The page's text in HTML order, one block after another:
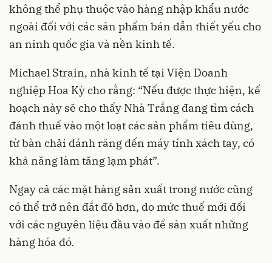
không thể phụ thuộc vào hàng nhập khẩu nước
ngoài đối với các sản phẩm bán dẫn thiết yếu cho
an ninh quốc gia và nền kinh tế.
Michael Strain, nhà kinh tế tại Viện Doanh
nghiệp Hoa Kỳ cho rằng: “Nếu được thực hiện, kế
hoạch này sẽ cho thấy Nhà Trắng đang tìm cách
đánh thuế vào một loạt các sản phẩm tiêu dùng,
từ bàn chải đánh răng đến máy tính xách tay, có
khả năng làm tăng lạm phát”.
Ngay cả các mặt hàng sản xuất trong nước cũng
có thể trở nên đắt đỏ hơn, do mức thuế mới đối
với các nguyên liệu đầu vào để sản xuất những
hàng hóa đó.